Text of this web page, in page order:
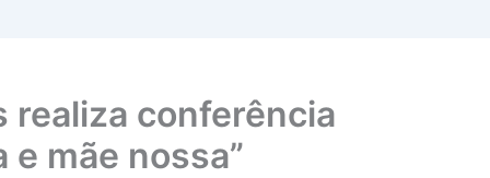
realiza conferência
e mãe nossa”